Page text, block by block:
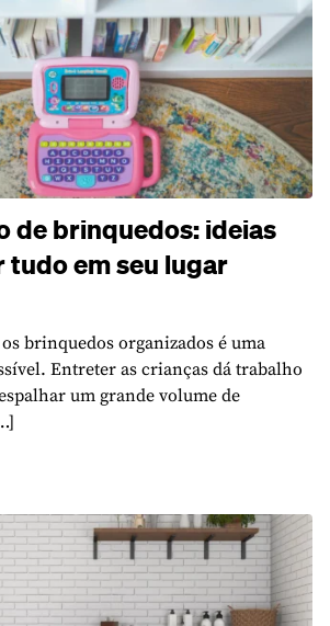
de brinquedos: ideias
tudo em seu lugar
brinquedos organizados é uma
Entreter as crianças dá trabalho
um grande volume de